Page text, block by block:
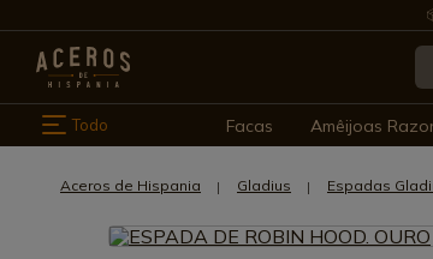
Todo Facas Amêijoas
Aceros de Hispania Gladius Espadas